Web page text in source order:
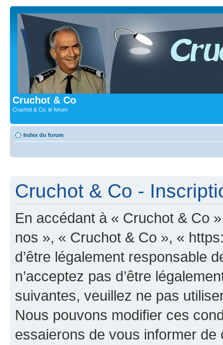
Cruchot & Co
Cruchot & Co, le forum
Index du forum
Cruchot & Co -
En accédant à « Cruchot & Co
nos », « Cruchot & Co », «
d’être légalement responsable
n’acceptez pas d’être
suivantes, veuillez ne pas
Nous pouvons modifier ces
essaierons de vous informer